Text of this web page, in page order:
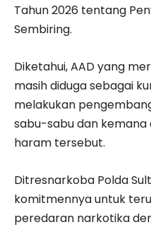
Tahun 2026 tentang
Sembiring.
Diketahui, AAD yang
masih diduga sebagai
melakukan
sabu-sabu dan
haram tersebut.
Ditresnarkoba Polda
komitmennya untuk
peredaran narkotika